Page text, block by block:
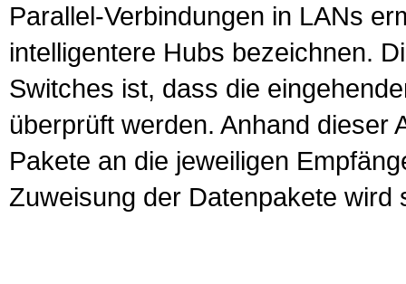
Parallel-Verbindungen in LANs
intelligentere Hubs bezeichnen.
Switches ist, dass die
überprüft werden. Anhand dieser
Pakete an die jeweiligen
Zuweisung der Datenpakete wird